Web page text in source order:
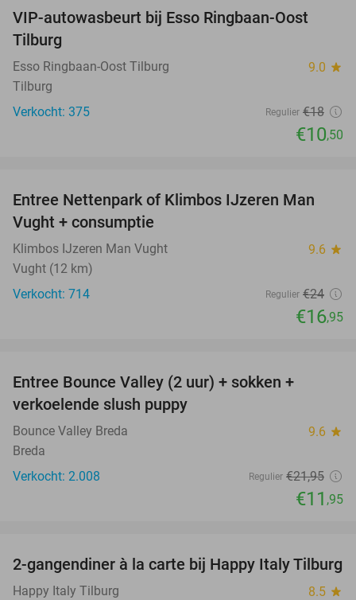
42%
VIP-autowasbeurt bij Esso Ringbaan-Oost
Tilburg
Esso Ringbaan-Oost Tilburg 9.0 star
Tilburg
Verkocht: 375
Regulier €18
€10,50
29%
Entree Nettenpark of Klimbos IJzeren Man
Vught + consumptie
Klimbos IJzeren Man Vught 9.6 star
Vught (12 km)
Verkocht: 714
Regulier €24
€16,95
Entree Bounce Valley (2 uur) + sokken +
verkoelende slush puppy
Bounce Valley Breda 9.6 star
Breda
Verkocht: 2.008
Regulier €21,95
€11 ,95
35%
2-gangendiner à la carte bij Happy Italy Tilburg
Happy Italy Tilburg 8.5 star